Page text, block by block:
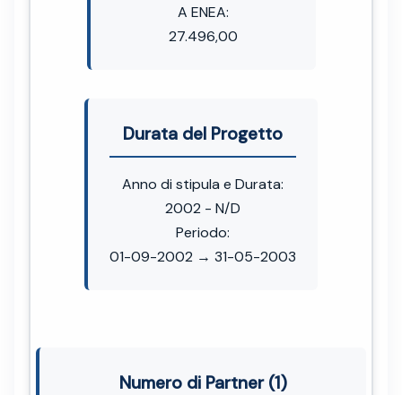
A ENEA:
27.496,00
Durata del Progetto
Anno di stipula e Durata:
2002 - N/D
Periodo:
01-09-2002 → 31-05-2003
Numero di Partner (1)